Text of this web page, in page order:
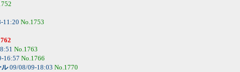
11:20 No.1753
No.1763
16:57 No.1766
ル09/08/09-18:03 No.1770